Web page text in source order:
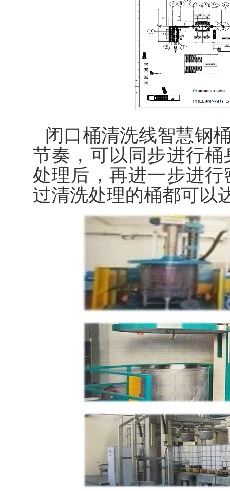
闭口桶清洗线智慧钢
节奏，可以同步进行
处理后，再进一步进
过清洗处理的桶都可以